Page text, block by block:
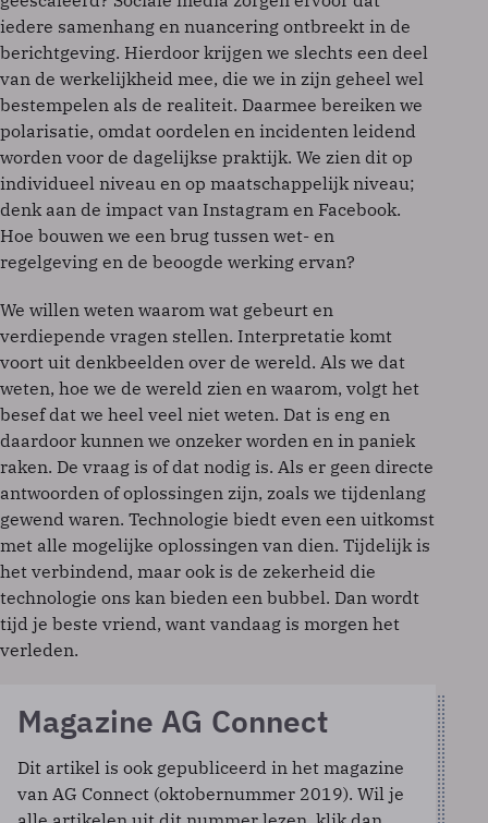
iedere samenhang en nuancering ontbreekt in de
berichtgeving. Hierdoor krijgen we slechts een deel
van de werkelijkheid mee, die we in zijn geheel wel
bestempelen als de realiteit. Daarmee bereiken we
polarisatie, omdat oordelen en incidenten leidend
worden voor de dagelijkse praktijk. We zien dit op
individueel niveau en op maatschappelijk niveau;
denk aan de impact van Instagram en Facebook.
Hoe bouwen we een brug tussen wet- en
regelgeving en de beoogde werking ervan?
We willen weten waarom wat gebeurt en
verdiepende vragen stellen. Interpretatie komt
voort uit denkbeelden over de wereld. Als we dat
weten, hoe we de wereld zien en waarom, volgt het
besef dat we heel veel niet weten. Dat is eng en
daardoor kunnen we onzeker worden en in paniek
raken. De vraag is of dat nodig is. Als er geen directe
antwoorden of oplossingen zijn, zoals we tijdenlang
gewend waren. Technologie biedt even een uitkomst
met alle mogelijke oplossingen van dien. Tijdelijk is
het verbindend, maar ook is de zekerheid die
technologie ons kan bieden een bubbel. Dan wordt
tijd je beste vriend, want vandaag is morgen het
verleden.
Magazine AG Connect
Dit artikel is ook gepubliceerd in het magazine
van AG Connect (oktobernummer 2019). Wil je